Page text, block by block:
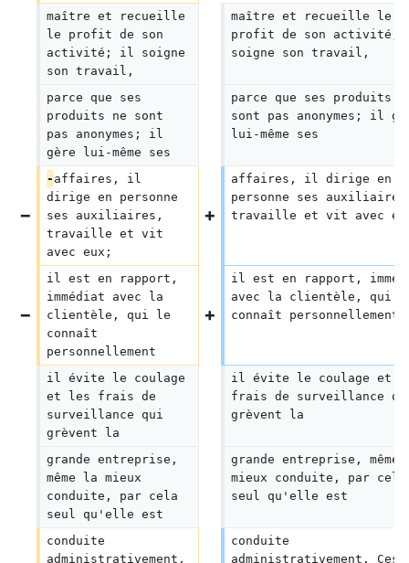
maître et recueille
le profit de son
activité; il soigne
son travail,
maître et recueille le
profit de son
soigne son travail,
parce que ses
produits ne sont
pas anonymes; il
gère lui-même ses
parce que ses produits
sont pas anonymes; il
lui-même ses
- affaires, il
dirige en personne
ses auxiliaires,
travaille et vit
avec eux;
affaires, il dirige en
personne ses
travaille et vit avec
il est en rapport,
immédiat avec la
clientèle, qui le
connaît
personnellement
il est en rapport,
avec la clientèle, qui
connaît personnellement
il évite le coulage
et les frais de
surveillance qui
grèvent la
il évite le coulage et
frais de surveillance
grèvent la
grande entreprise,
même la mieux
conduite, par cela
seul qu'elle est
grande entreprise,
mieux conduite, par
seul qu'elle est
conduite
administrativement.
conduite
administrativement. Ces